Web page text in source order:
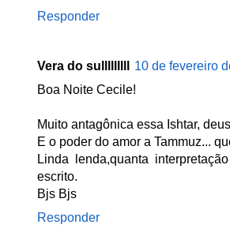
Responder
Vera do sulllllllll
10 de fevereiro
Boa Noite Cecile!
Muito antagônica essa Ishtar,
E o poder do amor a Tammuz...
Linda lenda,quanta
escrito.
Bjs Bjs
Responder